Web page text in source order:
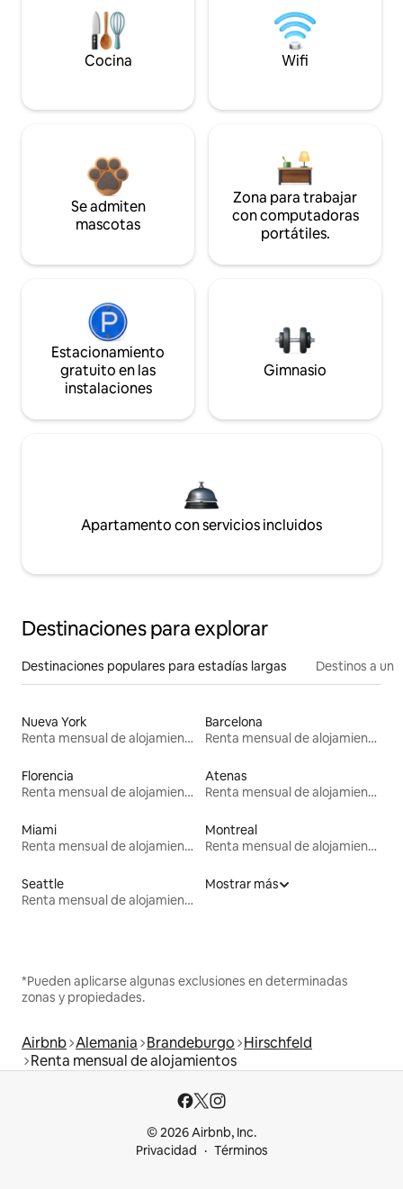
Cocina Wifi
Se admiten
mascotas
Zona para trabajar
con computadoras
portátiles.
Estacionamiento
gratuito en las
instalaciones
Gimnasio
Apartamento con servicios incluidos
Destinaciones para explorar
Destinaciones populares para estadías largas Destinos a un
Nueva York
Renta mensual de alojamientos
Barcelona
Renta mensual de alojamientos
Florencia
Renta mensual de alojamientos
Atenas
Renta mensual de alojamientos
Miami
Renta mensual de alojamientos
Montreal
Renta mensual de alojamientos
Seattle
Renta mensual de alojamientos
Mostrar más
*Pueden aplicarse algunas exclusiones en determinadas
zonas y propiedades.
Airbnb Alemania Brandeburgo Hirschfeld
Renta mensual de alojamientos
© 2026 Airbnb, Inc.
Privacidad
Términos